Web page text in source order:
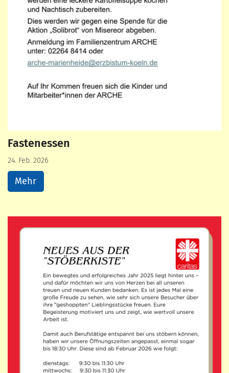
Fastenessen
24. Feb. 2026
Mehr